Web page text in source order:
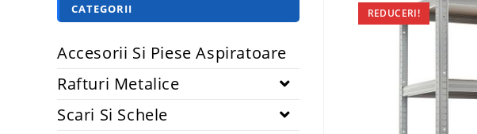
REDUCERI!
CATEGORII
Accesorii Si Piese Aspiratoare
Rafturi Metalice
Scari Si Schele